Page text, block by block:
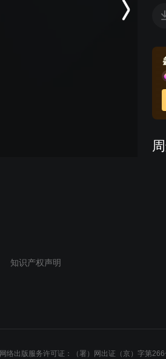
知识产权声明
网络出版服务许可证：（署）网出证（京）字第